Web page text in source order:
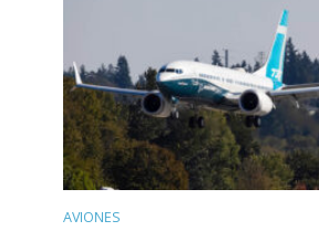
AVIONES